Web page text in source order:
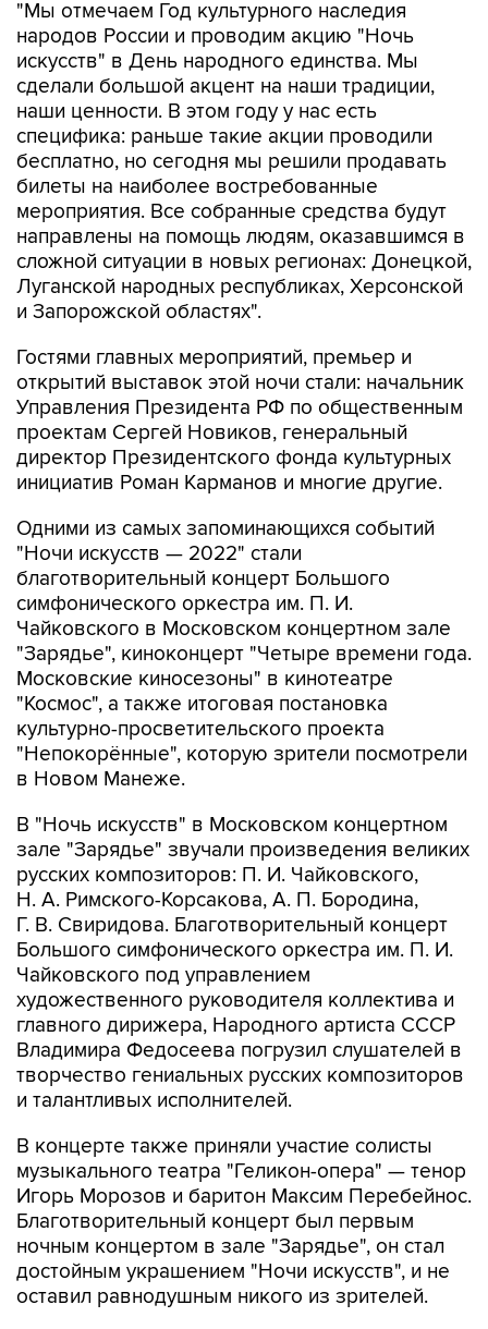
"Мы отмечаем Год культурного наследия
народов России и проводим акцию "Ночь
искусств" в День народного единства. Мы
сделали большой акцент на наши традиции,
наши ценности. В этом году у нас есть
специфика: раньше такие акции проводили
бесплатно, но сегодня мы решили продавать
билеты на наиболее востребованные
мероприятия. Все собранные средства будут
направлены на помощь людям, оказавшимся в
сложной ситуации в новых регионах: Донецкой,
Луганской народных республиках, Херсонской
и Запорожской областях".
Гостями главных мероприятий, премьер и
открытий выставок этой ночи стали: начальник
Управления Президента РФ по общественным
проектам Сергей Новиков, генеральный
директор Президентского фонда культурных
инициатив Роман Карманов и многие другие.
Одними из самых запоминающихся событий
"Ночи искусств — 2022" стали
благотворительный концерт Большого
симфонического оркестра им. П. И.
Чайковского в Московском концертном зале
"Зарядье", киноконцерт "Четыре времени года.
Московские киносезоны" в кинотеатре
"Космос", а также итоговая постановка
культурно-просветительского проекта
"Непокорённые", которую зрители посмотрели
в Новом Манеже.
В "Ночь искусств" в Московском концертном
зале "Зарядье" звучали произведения великих
русских композиторов: П. И. Чайковского,
Н. А. Римского-Корсакова, А. П. Бородина,
Г. В. Свиридова. Благотворительный концерт
Большого симфонического оркестра им. П. И.
Чайковского под управлением
художественного руководителя коллектива и
главного дирижера, Народного артиста СССР
Владимира Федосеева погрузил слушателей в
творчество гениальных русских композиторов
и талантливых исполнителей.
В концерте также приняли участие солисты
музыкального театра "Геликон-опера" — тенор
Игорь Морозов и баритон Максим Перебейнос.
Благотворительный концерт был первым
ночным концертом в зале "Зарядье", он стал
достойным украшением "Ночи искусств", и не
оставил равнодушным никого из зрителей.